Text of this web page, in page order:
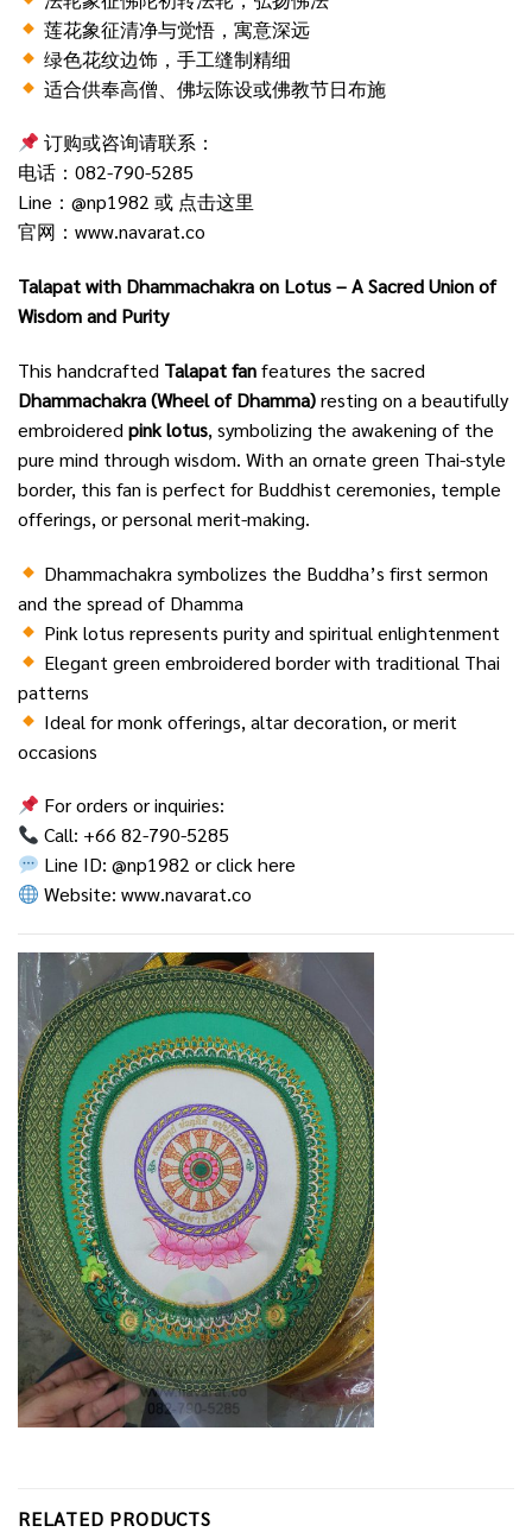
莲花象征清净与觉悟，寓意深远
绿色花纹边饰，手工缝制精细
适合供奉高僧、佛坛陈设或佛教节日布施
订购或咨询请联系：
电话：082-790-5285
Line：@np1982 或 点击这里
官网： www.navarat.co
Talapat with Dhammachakra on Lotus – A Sacred Union of
Wisdom and Purity
This handcrafted Talapat fanfeatures the sacred
Dhammachakra (Wheel of Dhamma)resting on a beautifully
embroidered pink lotus, symbolizing the awakening of the
pure mind through wisdom. With an ornate green Thai-style
border, this fan is perfect for Buddhist ceremonies, temple
offerings, or personal merit-making.
Dhammachakra symbolizes the Buddha’s first sermon
and the spread of Dhamma
Pink lotus represents purity and spiritual enlightenment
Elegant green embroidered border with traditional Thai
patterns
Ideal for monk offerings, altar decoration, or merit
occasions
For orders or inquiries:
Call: +66 82-790-5285
Line ID: @np1982 orclick here
Website:www.navarat.co
RELATED PRODUCTS